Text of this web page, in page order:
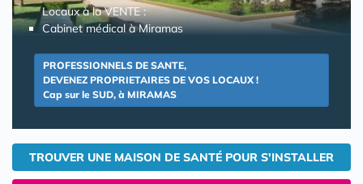
Locaux à la VENTE :
Cabinet médical à Miramas
PROFESSIONNELS DE SANTE,
DEVENEZ PROPRIETAIRES DE VOS LOCAUX !
Cap sur le SUD, à MIRAMAS
TROUVER UNE MAISON DE SANTÉ POUR S'INSTALLER